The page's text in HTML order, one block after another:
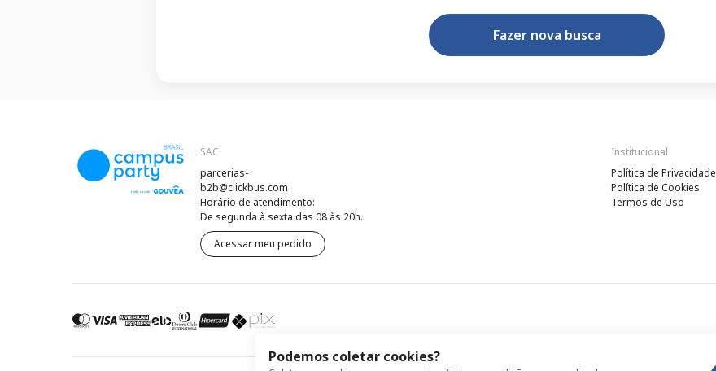
Fazer nova busca
Podemos coletar cookies?
SAC
parcerias-
b2b@clickbus.com
Horário de atendimento:
De segunda à sexta das 08 às 20h.
Acessar meu pedido
Institucional
Política de Privacidade
Política de Cookies
Termos de Uso